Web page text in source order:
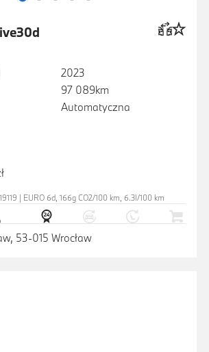
2023
97 089km
Automatyczna
| EURO 6d, 166g CO2/100 km, 6.3l/100 km
53-015 Wrocław